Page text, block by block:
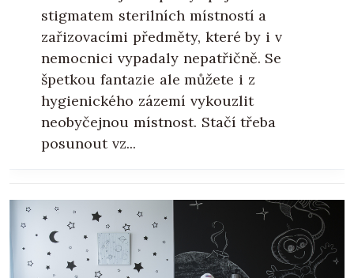
stigmatem sterilních místností a
zařizovacími předměty, které by i v
nemocnici vypadaly nepatřičně. Se
špetkou fantazie ale můžete i z
hygienického zázemí vykouzlit
neobyčejnou místnost. Stačí třeba
posunout vz...